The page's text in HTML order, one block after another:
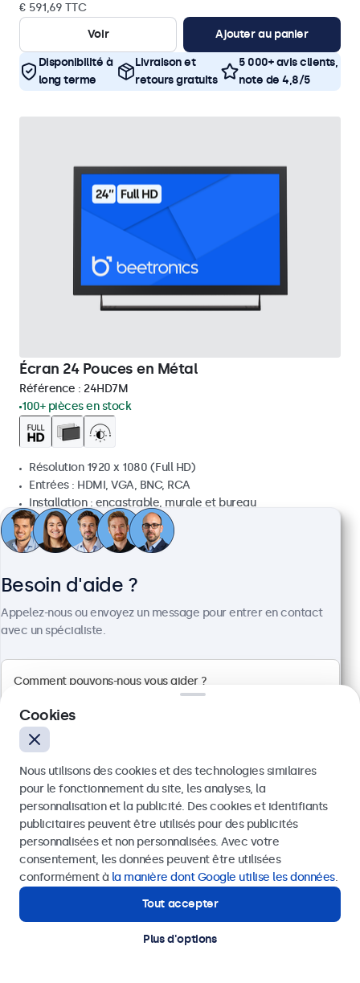
€ 591,69 TTC
Voir
Ajouter au panier
Disponibilité à
long terme
Livraison et
retours gratuits
5 000+ avis clients,
note de 4,8/5
Écran 24 Pouces en Métal
Référence : 24HD7M
100+ pièces en stock
Résolution 1920 x 1080 (Full HD)
Entrées : HDMI, VGA, BNC, RCA
Installation : encastrable, murale et bureau
Dimensions : 560 x 337 x 41 mm
€ 499,00
Voir
Écran 27 Pouces en Métal
Référence :27HD7M
Besoin d'aide ?
Appelez-nous ou envoyez un message pour entrer en contact
avec un spécialiste.
Envoyer
Ou appelez-nous au03 808 1603
Contactez nos spécialistes.
Cookies
Nous utilisons des cookies et des technologies similaires
pour le fonctionnement du site, les analyses, la
personnalisation et la publicité. Des cookies et identifiants
publicitaires peuvent être utilisés pour des publicités
personnalisées et non personnalisées. Avec votre
consentement, les données peuvent être utilisées
conformément à la manière dont Google utilise les données.
Tout accepter
Plus d'options